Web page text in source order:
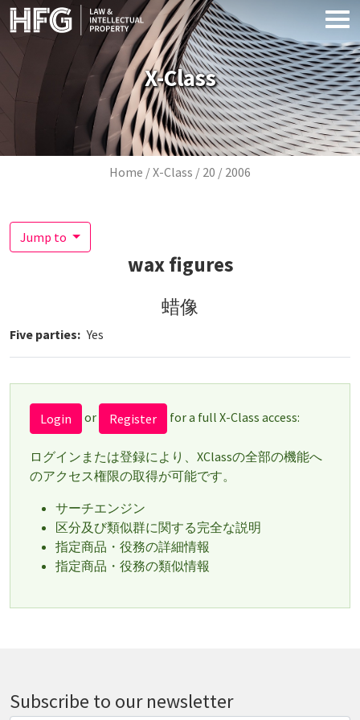
Skip to main content
X-Class
Breadcrumb
Home X-Class 20 2006
Jump to
wax figures
蜡像
Five parties Yes
Login or Register for a full X-Class access:
ログインまたは登録により、XClassの全部の機能へ
のアクセス権限の取得が可能です。
サーチエンジン
区分及び類似群に関する完全な説明
指定商品・役務の詳細情報
指定商品・役務の類似情報
Subscribe to our newsletter